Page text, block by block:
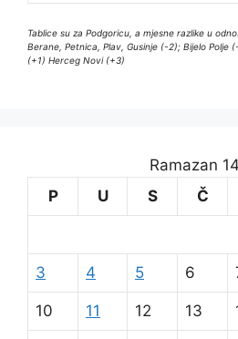
Tablice su za Podgoricu, a mjesne razlike u
Berane, Petnica, Plav, Gusinje (-2); Bijelo Polje
(+1) Herceg Novi (+3)
Ramazan
P
U S Č
3 4 5 6
10 11 12 13